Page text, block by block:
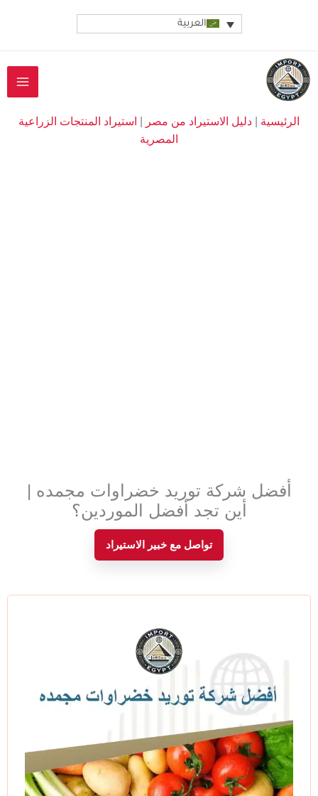
العربية
الرئيسية دليل الاستيراد من مصر
استيراد المنتجات الزراعية
المصرية
أفضل شركة توريد خضراوات مجمده |
أين تجد أفضل الموردين؟
تواصل مع خبير الاستيراد